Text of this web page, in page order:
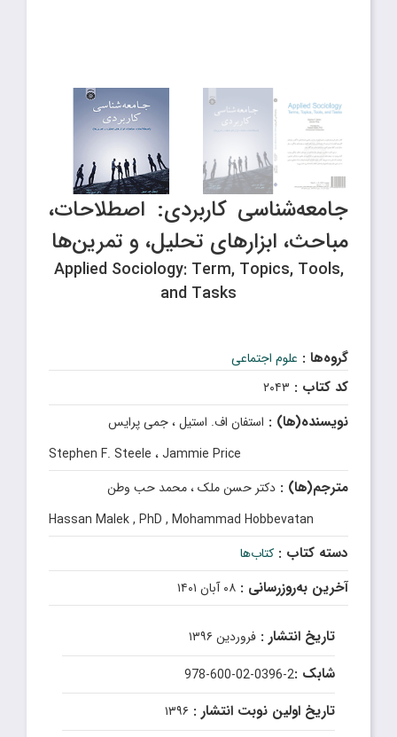
جامعه‌شناسی کاربردی: اصطلاحات،
مباحث، ابزارهای تحلیل، و تمرین‌ها
Applied Sociology: Term, Topics, Tools,
and Tasks
گروه‌ها : علوم اجتماعی
کد کتاب : ۲۰۴۳
نویسنده(ها) : استفان اف. استیل ، جمی پرایس
Stephen F. Steele ، Jammie Price
مترجم(ها) : دکتر حسن ملک ، محمد حب وطن
Hassan Malek , PhD , Mohammad Hobbevatan
دسته کتاب : کتاب‌ها
آخرین به‌روزرسانی : ۰۸ آبان ۱۴۰۱
تاریخ انتشار : فروردین ۱۳۹۶
شابک :978-600-02-0396-2
تاریخ اولین نوبت انتشار : ۱۳۹۶